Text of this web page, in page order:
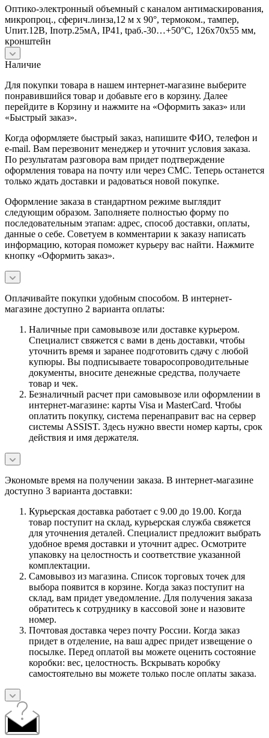
Оптико-электронный объемный с каналом антимаскирования,
микропроц., сферич.линза,12 м х 90°, термоком., тампер,
Uпит.12В, Iпотр.25мА, IP41, tраб.-30…+50°С, 126х70х55 мм,
кронштейн
Наличие
Для покупки товара в нашем интернет-магазине выберите
понравившийся товар и добавьте его в корзину. Далее
перейдите в Корзину и нажмите на «Оформить заказ» или
«Быстрый заказ».
Когда оформляете быстрый заказ, напишите ФИО, телефон и
e-mail. Вам перезвонит менеджер и уточнит условия заказа.
По результатам разговора вам придет подтверждение
оформления товара на почту или через СМС. Теперь останется
только ждать доставки и радоваться новой покупке.
Оформление заказа в стандартном режиме выглядит
следующим образом. Заполняете полностью форму по
последовательным этапам: адрес, способ доставки, оплаты,
данные о себе. Советуем в комментарии к заказу написать
информацию, которая поможет курьеру вас найти. Нажмите
кнопку «Оформить заказ».
Оплачивайте покупки удобным способом. В интернет-
магазине доступно 2 варианта оплаты:
Наличные при самовывозе или доставке курьером.
Специалист свяжется с вами в день доставки, чтобы
уточнить время и заранее подготовить сдачу с любой
купюры. Вы подписываете товаросопроводительные
документы, вносите денежные средства, получаете
товар и чек.
Безналичный расчет при самовывозе или оформлении в
интернет-магазине: карты Visa и MasterCard. Чтобы
оплатить покупку, система перенаправит вас на сервер
системы ASSIST. Здесь нужно ввести номер карты, срок
действия и имя держателя.
Экономьте время на получении заказа. В интернет-магазине
доступно 3 варианта доставки:
Курьерская доставка работает с 9.00 до 19.00. Когда
товар поступит на склад, курьерская служба свяжется
для уточнения деталей. Специалист предложит выбрать
удобное время доставки и уточнит адрес. Осмотрите
упаковку на целостность и соответствие указанной
комплектации.
Самовывоз из магазина. Список торговых точек для
выбора появится в корзине. Когда заказ поступит на
склад, вам придет уведомление. Для получения заказа
обратитесь к сотруднику в кассовой зоне и назовите
номер.
Почтовая доставка через почту России. Когда заказ
придет в отделение, на ваш адрес придет извещение о
посылке. Перед оплатой вы можете оценить состояние
коробки: вес, целостность. Вскрывать коробку
самостоятельно вы можете только после оплаты заказа.